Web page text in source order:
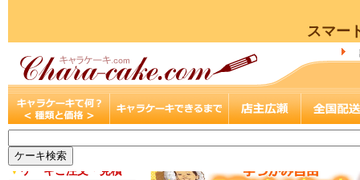
スマー
▼ケーキご注文・見積